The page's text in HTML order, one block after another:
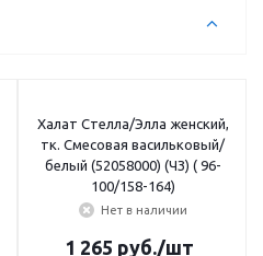
Халат Стелла/Элла женский,
тк. Смесовая васильковый/
белый (52058000) (ЧЗ) ( 96-
100/158-164)
Нет в наличии
1 265 руб./шт